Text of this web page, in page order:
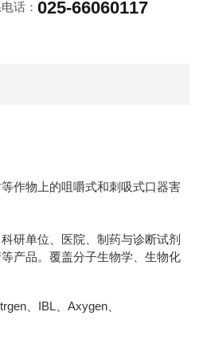
话：025-66060117
作物上的咀嚼式和刺吸式口器害
研单位、医院、制药与诊断试剂
产品。覆盖分子生物学、生物化
、IBL、Axygen、